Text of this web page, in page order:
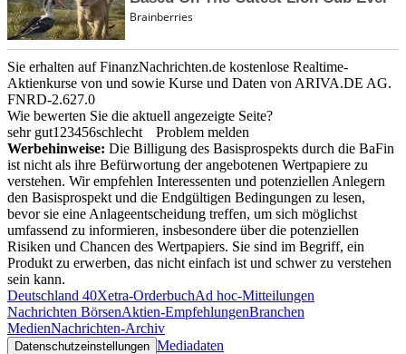
Sie erhalten auf FinanzNachrichten.de kostenlose Realtime-
Aktienkurse von und sowie Kurse und Daten von ARIVA.DE AG.
FNRD-2.627.0
Wie bewerten Sie die aktuell angezeigte Seite?
sehr gut1 23456schlecht
Problem melden
Werbehinweise: Die Billigung des Basisprospekts durch die BaFin
ist nicht als ihre Befürwortung der angebotenen Wertpapiere zu
verstehen. Wir empfehlen Interessenten und potenziellen Anlegern
den Basisprospekt und die Endgültigen Bedingungen zu lesen,
bevor sie eine Anlageentscheidung treffen, um sich möglichst
umfassend zu informieren, insbesondere über die potenziellen
Risiken und Chancen des Wertpapiers. Sie sind im Begriff, ein
Produkt zu erwerben, das nicht einfach ist und schwer zu verstehen
sein kann.
Deutschland 40Xetra-OrderbuchAd hoc-Mitteilungen
Nachrichten BörsenAktien-EmpfehlungenBranchen
MedienNachrichten-Archiv
Datenschutzeinstellungen Mediadaten